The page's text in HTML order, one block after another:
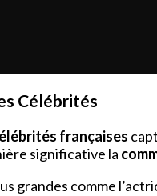
Célébrités
françaises
significative la
grandes comme